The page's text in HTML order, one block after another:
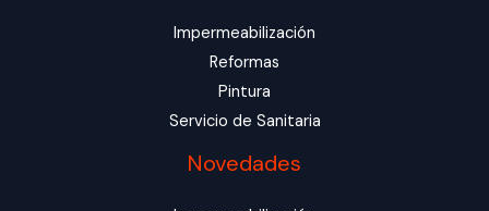
Impermeabilización
Reformas
Pintura
Servicio de Sanitaria
Novedades